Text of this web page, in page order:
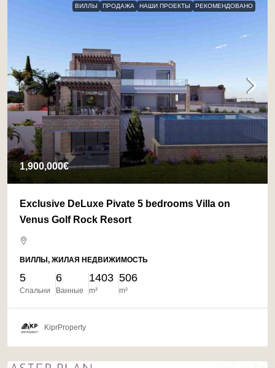
ВИЛЛЫ ПРОДАЖА НАШИ ПРОЕКТЫ РЕКОМЕНДОВАНО
1,900,000€
Exclusive DeLuxe Pivate 5 bedrooms Villa on
Venus Golf Rock Resort
ВИЛЛЫ, ЖИЛАЯ НЕДВИЖИМОСТЬ
5
Спальни
6
Ванные
1403
m²
506
m²
KiprProperty